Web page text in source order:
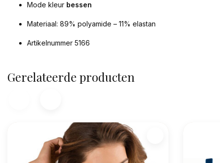
Mode kleur bessen
Materiaal: 89% polyamide – 11% elastan
Artikelnummer 5166
Gerelateerde producten